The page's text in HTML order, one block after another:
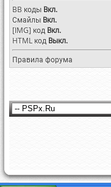
BB коды Вкл.
Смайлы Вкл.
[IMG] код Вкл.
HTML код Выкл.
Правила форума